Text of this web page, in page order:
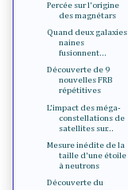
Percée sur l'origine
des magnétars
Quand deux galaxies
naines
fusionnent...
Découverte de 9
nouvelles FRB
répétitives
L'impact des méga-
constellations de
satellites sur...
Mesure inédite de la
taille d'une étoile
à neutrons
Découverte du